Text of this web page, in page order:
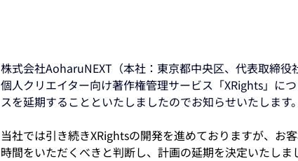
株式会社AoharuNEXT（本社：東京都中央区、代表取締
個人クリエイター向け著作権管理サービス「XRights」に
スを延期することといたしましたのでお知らせいたします。
当社では引き続きXRightsの開発を進めておりますが、お
時間をいただくべきと判断し、計画の延期を決定いたしま